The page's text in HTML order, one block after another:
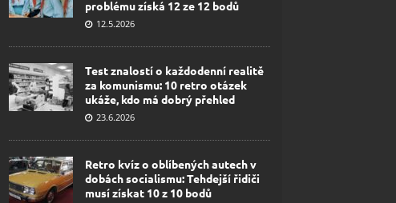
problému získá 12 ze 12 bodů
12.5.2026
Test znalostí o každodenní realitě
za komunismu: 10 retro otázek
ukáže, kdo má dobrý přehled
23.6.2026
Retro kvíz o oblíbených autech v
dobách socialismu: Tehdejší řidiči
musí získat 10 z 10 bodů